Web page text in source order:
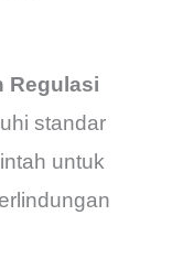
Regulasi
standar
untuk